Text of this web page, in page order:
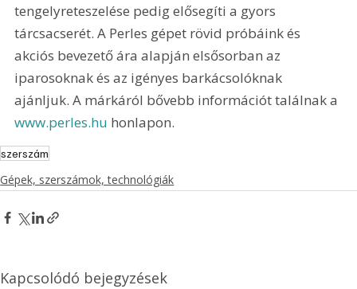
tengelyreteszelése pedig elősegíti a gyors
tárcsacserét. A Perles gépet rövid próbáink és
akciós bevezető ára alapján elsősorban az
iparosoknak és az igényes barkácsolóknak
ajánljuk. A márkáról bővebb információt találnak a
www.perles.hu honlapon.
szerszám
Gépek, szerszámok, technológiák
Kapcsolódó bejegyzések